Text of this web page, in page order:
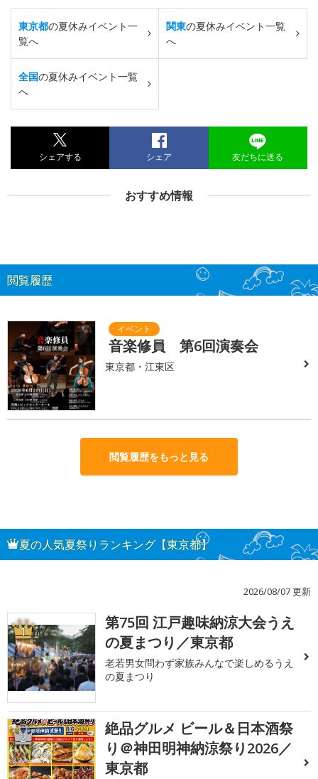
東京都の夏休みイベント一
覧へ
関東の夏休みイベント一覧
へ
全国の夏休みイベント一覧
へ
シェアする シェア 友だちに送る
おすすめ情報
閲覧履歴
音楽修員 第6回演奏会
東京都・江東区
閲覧履歴をもっと見る
夏の人気夏祭りランキング【東京都】
2026/08/07 更新
1
第75回 江戸趣味納涼大会うえ
の夏まつり／東京都
老若男女問わず家族みんなで楽しめるうえ
の夏まつり
2
絶品グルメ ビール＆日本酒祭
り＠神田明神納涼祭り2026／
東京都